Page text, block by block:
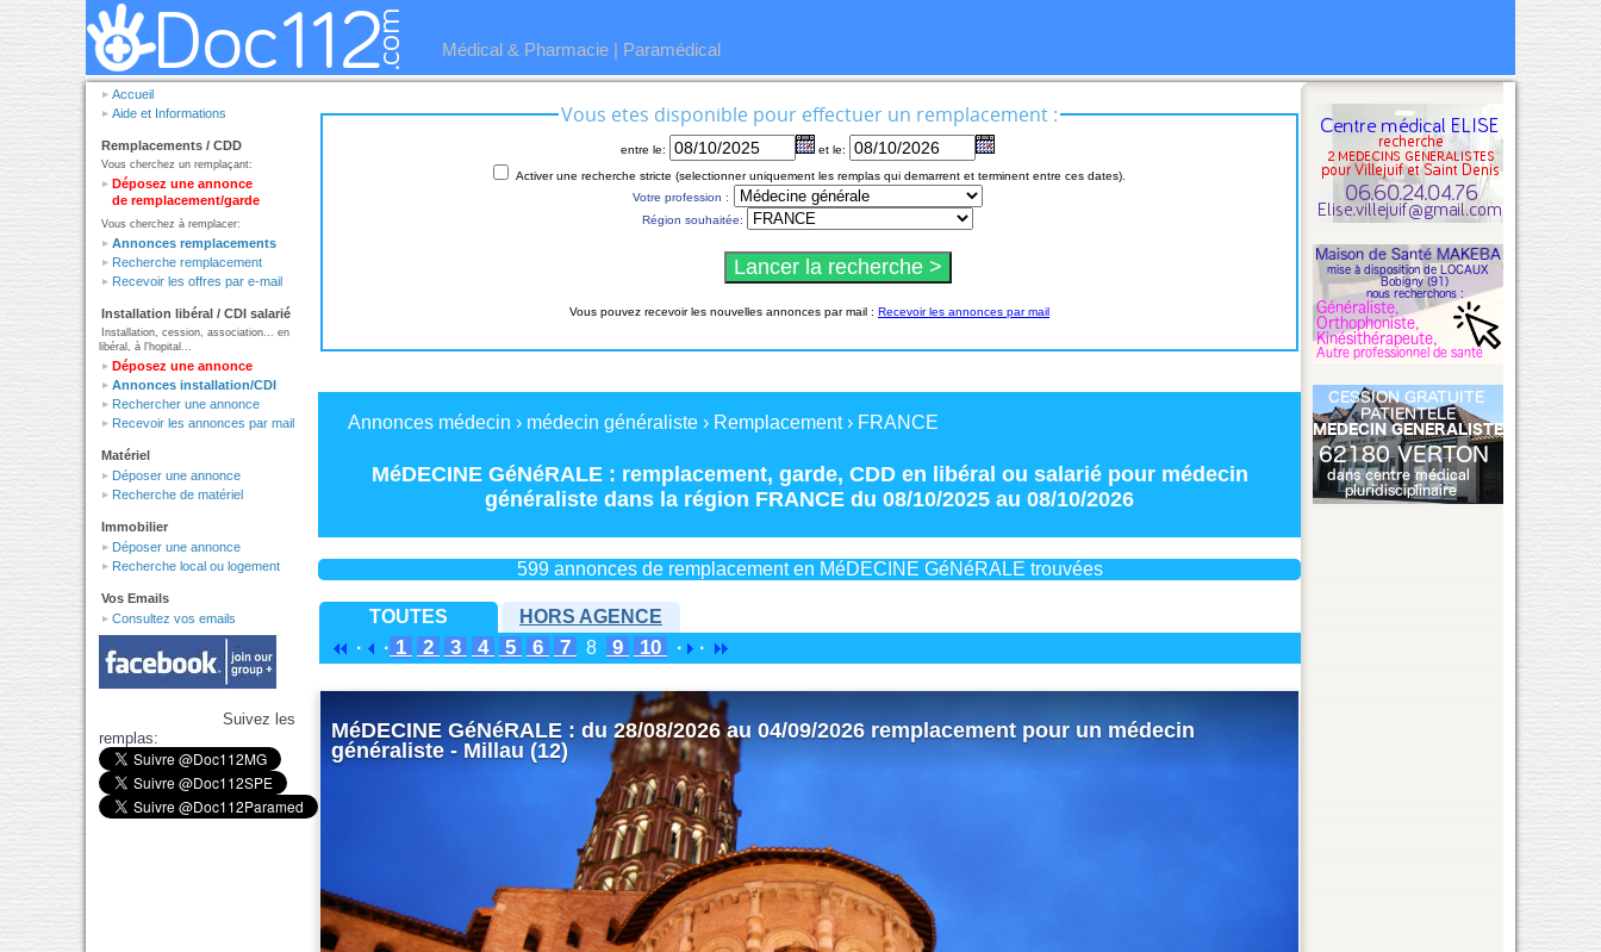
Médical & Pharmacie | Paramédical
Accueil
Aide et Informations
Remplacements / CDD
Vous cherchez un remplaçant:
Déposez une annonce
de remplacement/garde
Vous cherchez à remplacer:
Annonces remplacements
Recherche remplacement
Recevoir les offres par e-mail
Installation libéral / CDI salarié
Installation, cession, association... en
libéral, à l'hopital...
Déposez une annonce
Annonces installation/CDI
Rechercher une annonce
Recevoir les annonces par mail
Matériel
Déposer une annonce
Recherche de matériel
Immobilier
Déposer une annonce
Recherche local ou logement
Vos Emails
Consultez vos emails
Suivez les
remplas:
Vous etes disponible pour effectuer un remplacement :
entre le:
et le:
Activer une recherche stricte (selectionner uniquement les remplas qui demarrent et terminent entre ces dates).
Votre profession :
Région souhaitée:
Vous pouvez recevoir les nouvelles annonces par mail : Recevoir les annonces par mail
Annonces médecin › médecin généraliste › Remplacement › FRANCE
MéDECINE GéNéRALE : remplacement, garde, CDDen libéral ou salariépour médecin
généraliste dans la région FRANCE du 08/10/2025 au 08/10/2026
599 annonces de remplacement en MéDECINE GéNéRALE trouvées
TOUTES
HORS AGENCE
·
· 1 2 3 4 5 6 7 8 9 10 · ·
MéDECINE GéNéRALE : du 28/08/2026 au 04/09/2026 remplacement pour un médecin
généraliste - Millau (12)